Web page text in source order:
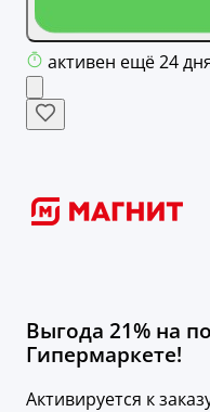
активен ещё 24
Выгода 21% на
Гипермаркете!
Активируется к